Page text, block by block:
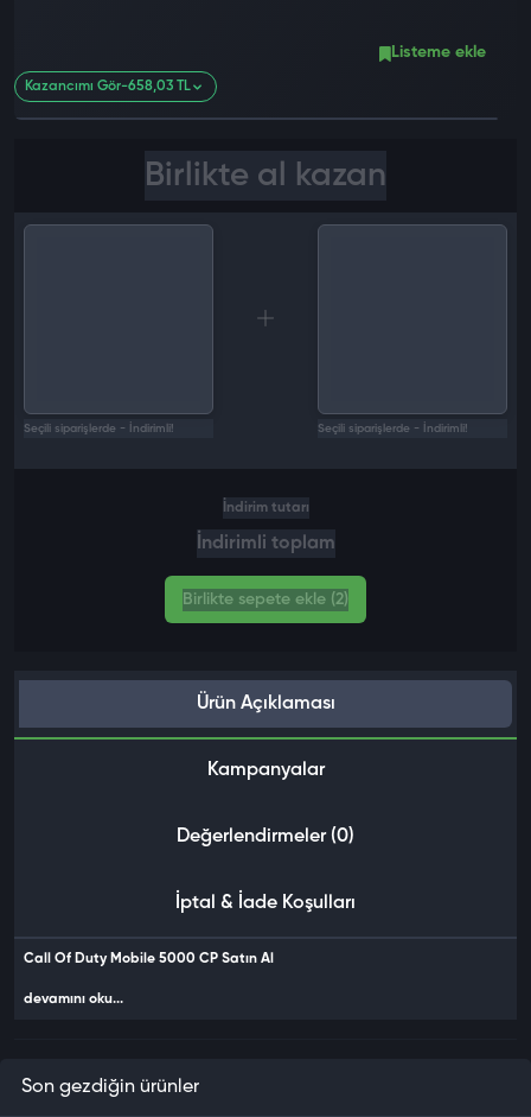
Listeme ekle
Kazancımı Gör-658,03 TL
Birlikte al kazan
Seçili siparişlerde - İndirimli! Seçili siparişlerde - İndirimli!
İndirim tutarı
İndirimli toplam
Birlikte sepete ekle (2)
Ürün Açıklaması
Kampanyalar
Değerlendirmeler (0)
İptal & İade Koşulları
Call Of Duty Mobile 5000 CP Satın Al
devamını oku...
Son gezdiğin ürünler